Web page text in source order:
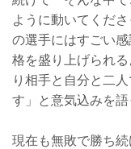
ように動いてくだ
の選手にはすごい
格を盛り上げられ
り相手と自分と二
す」と意気込みを語
現在も無敗で勝ち